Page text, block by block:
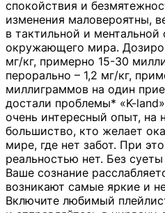
спокойствия и
изменения маловероятны,
в тактильной и ментальной
окружающего мира.
мг/кг, примерно 15-30
перорально – 1,2 мг/кг,
миллиграммов на один
достали проблемы* «K-
очень интересный опыт, на
большиство, кто желает
мире, где нет забот. При
реальностью нет. Без
Ваше сознание
возникают самые яркие и
Включите любимый